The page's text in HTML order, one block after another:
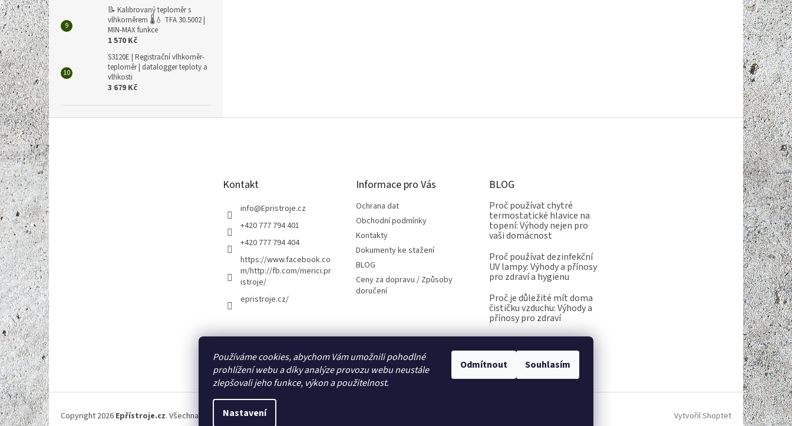
Používáme cookies, abychom Vám umožnili pohodlné
prohlížení webu a díky analýze provozu webu neustále
zlepšovali jeho funkce, výkon a použitelnost.
Nastavení
Odmítnout Souhlasím
📝 Kalibrovaný teploměr s
vlhkoměrem 🌡️💧 TFA 30.5002 |
MIN-MAX funkce
1 570 Kč
S3120E | Registrační vlhkoměr-
teploměr | datalogger teploty a
vlhkosti
3 679 Kč
Z
á
p
a
t
í Kontakt
info@Epristroje.cz
+420 777 794 401
+420 777 794 404
https://www.facebook.co
m/http://fb.com/merici.pr
istroje/
epristroje.cz/
Informace pro Vás
Ochrana dat
Obchodní podmínky
Kontakty
Dokumenty ke stažení
BLOG
Ceny za dopravu / Způsoby
doručení
BLOG
Proč používat chytré
termostatické hlavice na
topení: Výhody nejen pro
vaši domácnost
Proč používat dezinfekční
UV lampy: Výhody a přínosy
pro zdraví a hygienu
Proč je důležité mít doma
čističku vzduchu: Výhody a
přínosy pro zdraví
Kalibrace.info meteostanice.cz
Vytvořil Shoptet
Copyright 2026 Epřístroje.cz. Všechna práva vyhrazena.Upravit nastavení cookies